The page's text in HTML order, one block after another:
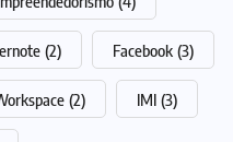
(2) Facebook (3)
(2) IMI (3)